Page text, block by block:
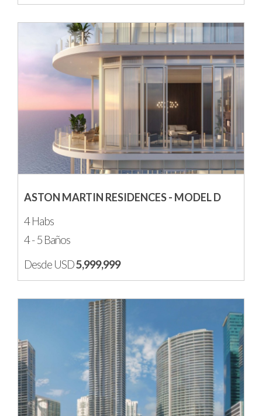
ASTON MARTIN RESIDENCES - MODEL D
4 Habs
4 - 5 Baños
Desde USD5,999,999